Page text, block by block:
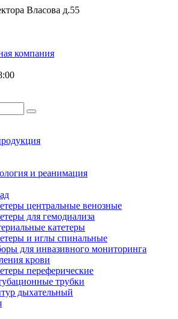
Власова д.55
компания
и реанимация
центральные венозные
для гемодиализа
катетеры
и иглы спинальные
для инвазивного мониторинга
крови
переферические
трубки
дыхательный